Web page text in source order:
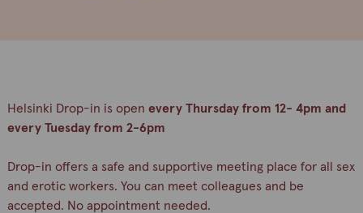
Helsinki Drop-in is open every Thursday from 12- 4pm and
every Tuesday from 2-6pm
Drop-in offers a safe and supportive meeting place for all sex
and erotic workers. You can meet colleagues and be
accepted. No appointment needed.